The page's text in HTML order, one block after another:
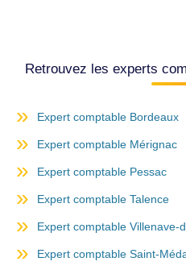
Retrouvez les experts
Expert comptable Bordeaux
Expert comptable Mérignac
Expert comptable Pessac
Expert comptable Talence
Expert comptable Villenave-
Expert comptable Saint-